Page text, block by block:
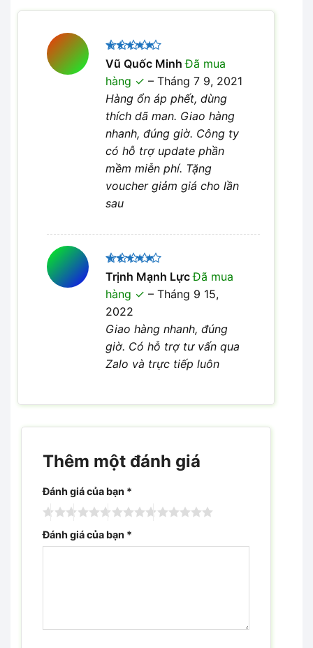
Được xếp
hạng
5
sao
Vũ Quốc MinhĐã mua
hàng
– Tháng 7 9, 2021
Hàng ổn áp phết, dùng
thích dã man. Giao hàng
nhanh, đúng giờ. Công ty
có hỗ trợ update phần
mềm miễn phí. Tặng
voucher giảm giá cho lần
sau
Được xếp
hạng 5 5
sao
Trịnh Mạnh LựcĐã mua
hàng
– Tháng 9 15,
2022
Giao hàng nhanh, đúng
giờ. Có hỗ trợ tư vấn qua
Zalo và trực tiếp luôn
Thêm một đánh giá
Đánh giá của bạn *
Đánh giá của bạn *